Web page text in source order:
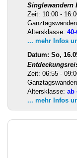
Singlewandern
Zeit: 10:00 -
Altersklasse:
... mehr Infos
Datum: So,
Zeit: 06:55 -
Altersklasse: ab
... mehr Infos